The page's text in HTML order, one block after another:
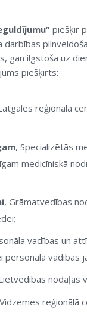
piešķir
darbības
gan ilgstoša uz
piešķirts:
reģionālā
, Specializētās
medicīniskā
, Grāmatvedības
vadības un
personāla vadības
nodaļas
reģionālā